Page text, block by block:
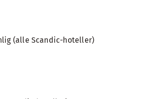
(alle Scandic-hoteller)